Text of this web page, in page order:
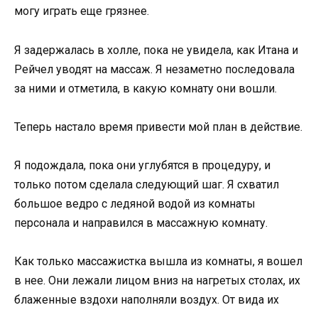
могу играть еще грязнее.
Я задержалась в холле, пока не увидела, как Итана и
Рейчел уводят на массаж. Я незаметно последовала
за ними и отметила, в какую комнату они вошли.
Теперь настало время привести мой план в действие.
Я подождала, пока они углубятся в процедуру, и
только потом сделала следующий шаг. Я схватил
большое ведро с ледяной водой из комнаты
персонала и направился в массажную комнату.
Как только массажистка вышла из комнаты, я вошел
в нее. Они лежали лицом вниз на нагретых столах, их
блаженные вздохи наполняли воздух. От вида их